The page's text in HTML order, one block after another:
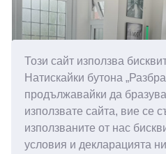
Този сайт използва
Натискайки бутона
продължавайки да
използвате сайта, вие се
използваните от нас
условия и декларацията
14.05.2026 15:00
Повишена чувствителност
причините